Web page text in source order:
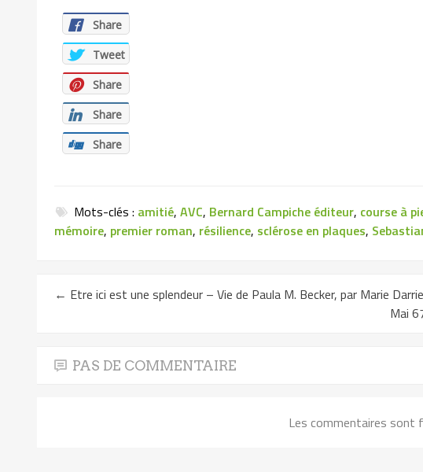
Share
Tweet
Share
Share
Share
Mots-clés : amitié,AVC, Bernard Campiche éditeur, course à
mémoire, premier roman, résilience, sclérose en plaques,
← Etre ici est une splendeur – Vie de Paula M. Becker, par Marie
Mai
PAS DE COMMENTAIRE
Les commentaires sont